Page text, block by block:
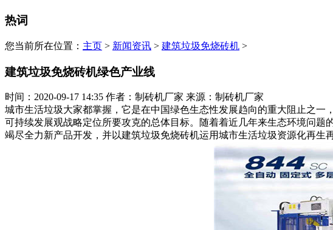
热词
您当前所在位置： 主页 > 新闻资讯 > 建筑垃圾免烧砖机 >
建筑垃圾免烧砖机绿色产业线
时间：2020-09-17 14:35 作者：制砖机厂家 来源：制砖机厂家
城市生活垃圾大家都掌握，它是在中国绿色生态性发展趋向的重大阻止之
可持续发展观战略定位所要攻克的总体目标。随着着近几年来生态环境问
竭尽全力新产品开发，并以建筑垃圾免烧砖机运用城市生活垃圾资源化再生